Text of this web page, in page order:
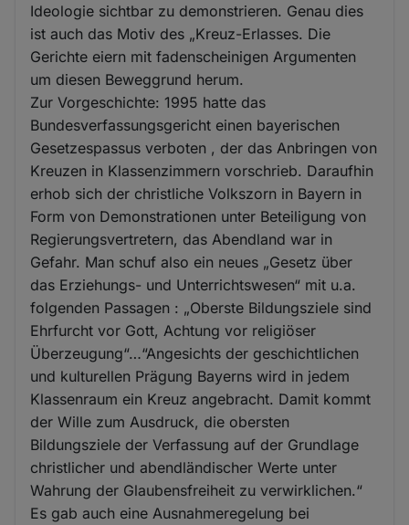
Ideologie sichtbar zu demonstrieren. Genau dies
ist auch das Motiv des „Kreuz-Erlasses. Die
Gerichte eiern mit fadenscheinigen Argumenten
um diesen Beweggrund herum.
Zur Vorgeschichte: 1995 hatte das
Bundesverfassungsgericht einen bayerischen
Gesetzespassus verboten , der das Anbringen von
Kreuzen in Klassenzimmern vorschrieb. Daraufhin
erhob sich der christliche Volkszorn in Bayern in
Form von Demonstrationen unter Beteiligung von
Regierungsvertretern, das Abendland war in
Gefahr. Man schuf also ein neues „Gesetz über
das Erziehungs- und Unterrichtswesen“ mit u.a.
folgenden Passagen : „Oberste Bildungsziele sind
Ehrfurcht vor Gott, Achtung vor religiöser
Überzeugung“…“Angesichts der geschichtlichen
und kulturellen Prägung Bayerns wird in jedem
Klassenraum ein Kreuz angebracht. Damit kommt
der Wille zum Ausdruck, die obersten
Bildungsziele der Verfassung auf der Grundlage
christlicher und abendländischer Werte unter
Wahrung der Glaubensfreiheit zu verwirklichen.“
Es gab auch eine Ausnahmeregelung bei